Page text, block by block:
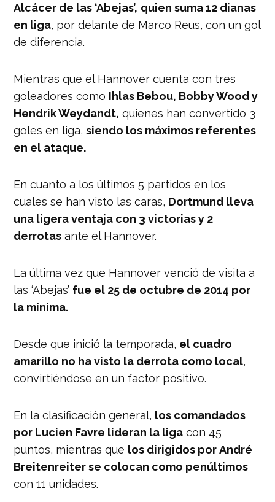
Alcácer de las ‘Abejas’, quien suma 12 dianas
en liga, por delante de Marco Reus, con un gol
de diferencia.
Mientras que el Hannover cuenta con tres
goleadores como Ihlas Bebou, Bobby Wood y
Hendrik Weydandt, quienes han convertido 3
goles en liga,siendo los máximos referentes
en el ataque.
En cuanto a los últimos 5 partidos en los
cuales se han visto las caras, Dortmund lleva
una ligera ventaja con 3 victorias y 2
derrotas ante el Hannover.
La última vez que Hannover venció de visita a
las ‘Abejas’ fue el 25 de octubre de 2014 por
la mínima.
Desde que inició la temporada, el cuadro
amarillo no ha visto la derrota como local,
convirtiéndose en un factor positivo.
En la clasificación general, los comandados
por Lucien Favre lideran la liga con 45
puntos, mientras que los dirigidos por André
Breitenreiter se colocan como penúltimos
con 11 unidades.